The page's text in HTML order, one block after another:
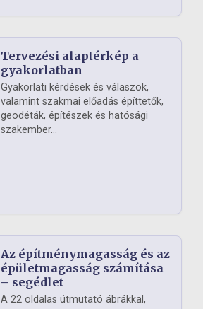
Tervezési alaptérkép a
gyakorlatban
Gyakorlati kérdések és válaszok,
valamint szakmai előadás építtetők,
geodéták, építészek és hatósági
szakember...
Az építménymagasság és az
épületmagasság számítása
– segédlet
A 22 oldalas útmutató ábrákkal,